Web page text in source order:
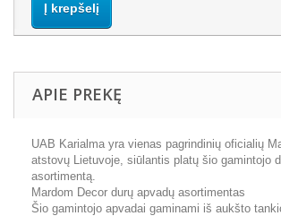
Į krepšelį
APIE PREKĘ
UAB Karialma yra vienas pagrindinių oficialių
atstovų Lietuvoje, siūlantis platų šio gamintojo
asortimentą.
Mardom Decor durų apvadų asortimentas
Šio gamintojo apvadai gaminami iš aukšto